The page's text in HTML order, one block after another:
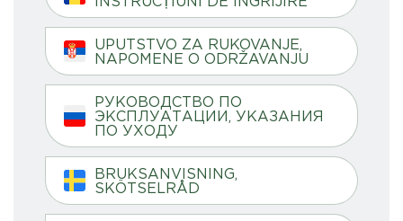
UPUTSTVO ZA RUKOVANJE,
NAPOMENE O ODRŽAVANJU
РУКОВОДСТВО ПО
ЭКСПЛУАТАЦИИ, УКАЗАНИЯ
ПО УХОДУ
BRUKSANVISNING,
SKÖTSELRÅD